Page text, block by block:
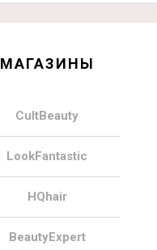
МАГАЗИНЫ
CultBeauty
LookFantastic
HQhair
BeautyExpert